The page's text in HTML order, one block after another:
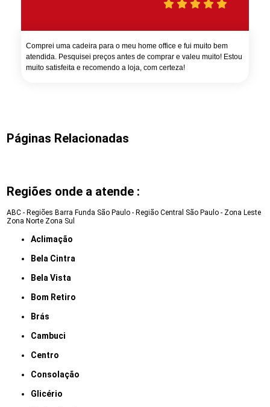
Comprei uma cadeira para o meu home office e fui muito bem
atendida. Pesquisei preços antes de comprar e valeu muito! Estou
muito satisfeita e recomendo a loja, com certeza!
Páginas Relacionadas
Regiões onde a atende :
ABC - Regiões Barra Funda São Paulo - Região Central São Paulo - Zona Leste
Zona Norte Zona Sul
Aclimação
Bela Cintra
Bela Vista
Bom Retiro
Brás
Cambuci
Centro
Consolação
Glicério